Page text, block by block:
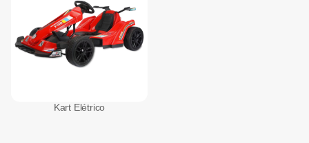
Kart Elétrico